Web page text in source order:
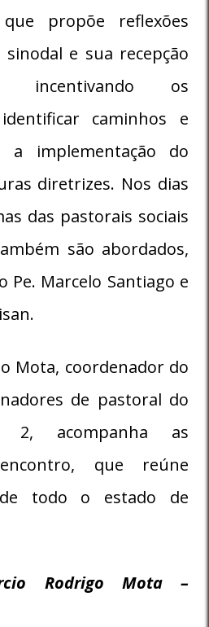
que propõe reflexões
e sua recepção
incentivando os
caminhos e
a implementação do
diretrizes. Nos dias
das pastorais sociais
são abordados,
Pe. Marcelo Santiago e
Mota, coordenador do
de pastoral do
2, acompanha as
que reúne
de todo o estado de
Rodrigo Mota –